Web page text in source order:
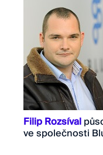
Filip Rozsíval
ve společnosti